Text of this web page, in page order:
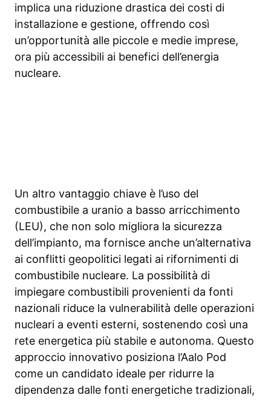
implica una riduzione drastica dei costi di
installazione e gestione, offrendo così
un’opportunità alle piccole e medie imprese,
ora più accessibili ai benefici dell’energia
nucleare.
Un altro vantaggio chiave è l’uso del
combustibile a uranio a basso arricchimento
(LEU), che non solo migliora la sicurezza
dell’impianto, ma fornisce anche un’alternativa
ai conflitti geopolitici legati ai rifornimenti di
combustibile nucleare. La possibilità di
impiegare combustibili provenienti da fonti
nazionali riduce la vulnerabilità delle operazioni
nucleari a eventi esterni, sostenendo così una
rete energetica più stabile e autonoma. Questo
approccio innovativo posiziona l’Aalo Pod
come un candidato ideale per ridurre la
dipendenza dalle fonti energetiche tradizionali,